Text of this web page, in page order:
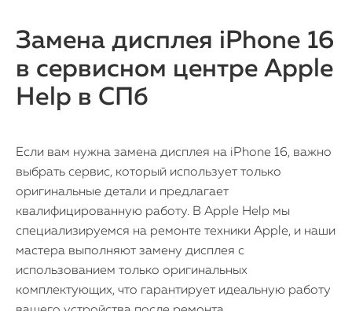
Замена дисплея iPhone 16
в сервисном центре Apple
Help в СПб
Если вам нужна замена дисплея на iPhone 16, важно
выбрать сервис, который использует только
оригинальные детали и предлагает
квалифицированную работу. В Apple Help мы
специализируемся на ремонте техники Apple, и наши
мастера выполняют замену дисплея с
использованием только оригинальных
комплектующих, что гарантирует идеальную работу